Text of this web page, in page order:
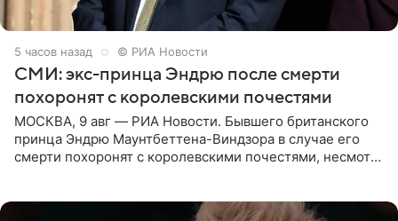
5 часов назад © РИА Новости
СМИ: экс-принца Эндрю после смерти
похоронят с королевскими почестями
МОСКВА, 9 авг — РИА Новости. Бывшего британского
принца Эндрю Маунтбеттена-Виндзора в случае его
смерти похоронят с королевскими почестями, несмотря